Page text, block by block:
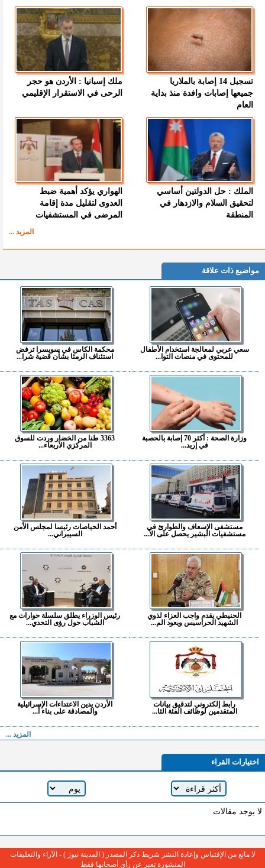
تسجيل 14 إصابة بالملاريا
جميعها إصابات وافدة منذ بداية
العام
ملك إسبانيا : الأردن هو حجر
الرحى في الاستقرار الإقليمي
الملك : حل الدولتين أساسي
لتحقيق السلام والازدهار في
المنطقة
الهواري يؤكد أهمية ضبط
العدوى لتقليل مدة إقامة
المرضى في المستشفيات
المزيد ...
مواضيع ذات علاقة
سعي عربي لمعالجة استخدام الأطفال
للمحتوى في منصات التوا...
محكمة الكاس في سويسرا ترفض
استئناف الرمثا بشأن قضية شرا...
وزارة الصحة : أكثر 70 إصابة بالحصبة
في إربد...
3363 طنا من الخضار وردت للسوق
المركزي الأربعاء...
مستشفى الإسعاف والطوارئ في
مستشفيات البشير يحصل على الا...
أحمد الحياصات رئيسا لمجلس الأمن
السيبراني...
الحنيطي يقدم واجب العزاء لذوي
الشهيد الحراسيس ويعود الم...
رئيس الوزراء يطلق سلسلة حوارات مع
الشباب حول رؤى التحدي...
رابط إلكتروني لتدقيق بيانات
المتقدمين لوظائف الفئة الثا...
الأردن يدين الاعتداءات الإسرائيلية
والمصادقة على بناء أ...
المزيد ...
اختيارات القراء
لا يوجد مقالات
لا مانع من الإقتباس وإعادة النشر شريط ذكر المصدر ( المدينة نيوز ) - الآراء والتعليقات
المنشورة تعبر عن رأي أصحابها فقط